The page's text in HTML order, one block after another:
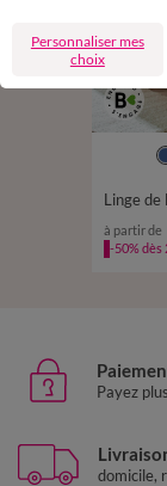
Linge de
à partir de
-50% dès
Payez
domicile,
Personnaliser mes
choix